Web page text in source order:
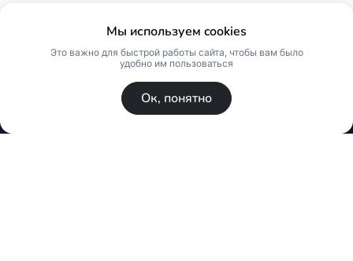
Мы используем cookies
Это важно для быстрой работы сайта, чтобы вам было
удобно им пользоваться
Ок, понятно